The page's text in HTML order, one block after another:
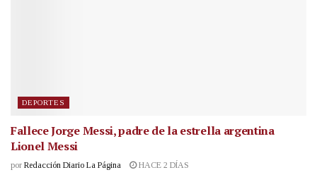
DEPORTES
Fallece Jorge Messi, padre de la estrella argentina
Lionel Messi
por Redacción Diario La Página HACE 2 DÍAS